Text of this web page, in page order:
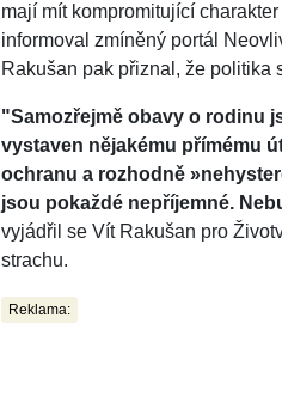
mají mít kompromitující
informoval zmíněný portál
Rakušan pak přiznal, že politika
"Samozřejmě obavy o rodinu
vystaven nějakému přímému
ochranu a rozhodně
jsou pokaždé nepříjemné.
vyjádřil se Vít Rakušan pro
strachu.
Reklama: